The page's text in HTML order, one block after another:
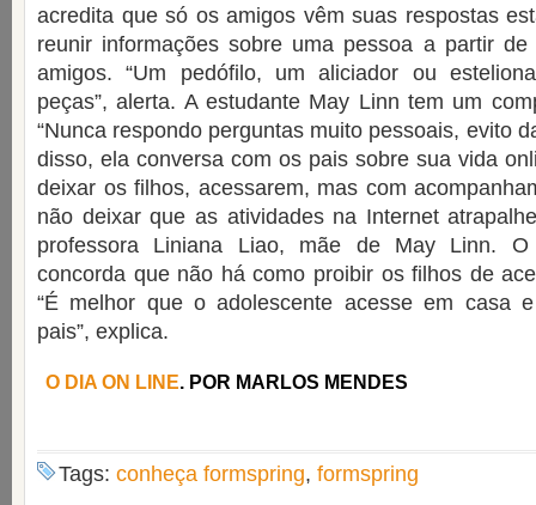
acredita que só os amigos vêm suas respostas
reunir informações sobre uma pessoa a partir
amigos. “Um pedófilo, um aliciador ou
peças”, alerta. A estudante May Linn tem um
“Nunca respondo perguntas muito pessoais, evito
disso, ela conversa com os pais sobre sua vida
deixar os filhos, acessarem, mas com
não deixar que as atividades na Internet
professora Liniana Liao, mãe de May Linn.
concorda que não há como proibir os filhos de
“É melhor que o adolescente acesse em casa
pais”, explica.
O DIA ON LINE. POR MARLOS MENDES
Tags: conheça formspring, formspring